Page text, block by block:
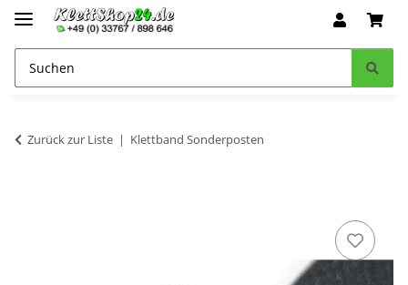
Zurück zur Liste Klettband Sonderposten